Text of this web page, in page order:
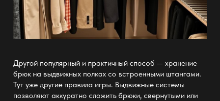
Другой популярный и практичный способ — хранение
брюк на выдвижных полкахсо встроенными штангами.
Тут уже другие правила игры. Выдвижные системы
позволяют аккуратно сложить брюки, свернутыми или